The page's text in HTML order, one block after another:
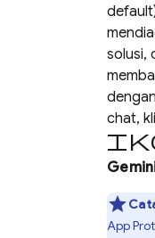
solusi,
chat,
App